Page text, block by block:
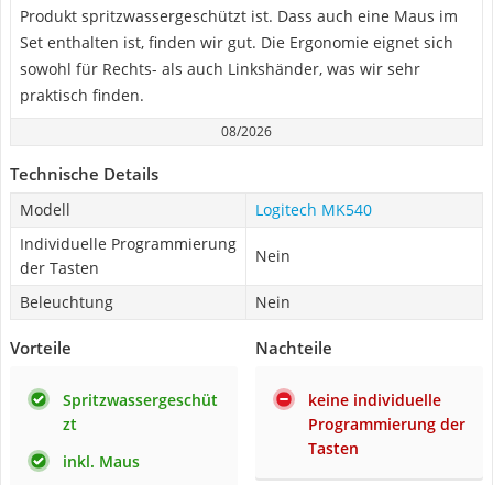
Produkt spritzwassergeschützt ist. Dass auch eine Maus im
Set enthalten ist, finden wir gut. Die Ergonomie eignet sich
sowohl für Rechts- als auch Linkshänder, was wir sehr
praktisch finden.
08/2026
Technische Details
Modell
Logitech MK540
Individuelle Programmierung
der Tasten
Nein
Beleuchtung Nein
Vorteile
Spritzwassergeschüt
zt
inkl. Maus
Nachteile
keine individuelle
Programmierung der
Tasten